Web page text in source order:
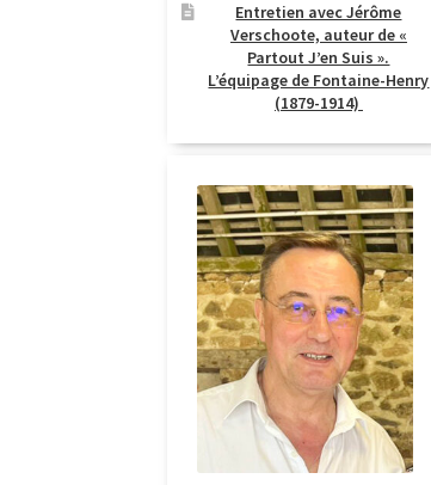
Entretien avec Jérôme
Verschoote, auteur de «
Partout J’en Suis ».
L’équipage de Fontaine-Henry
(1879-1914)